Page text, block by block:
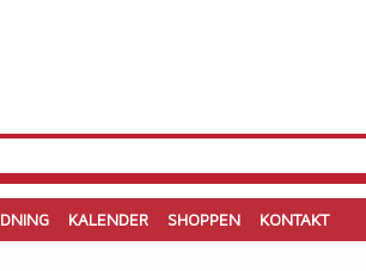
KALENDER SHOPPEN KONTAKT